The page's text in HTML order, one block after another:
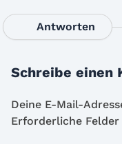
Antworten
Schreibe einen
Deine E-Mail-
Erforderliche